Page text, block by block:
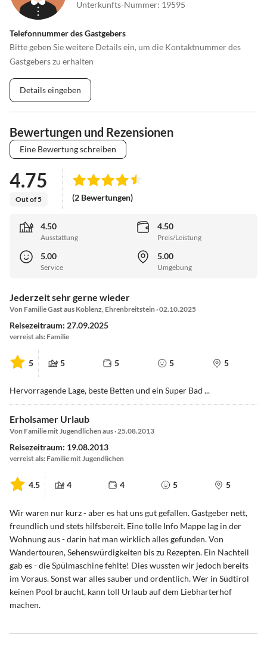
Unterkunfts-Nummer: 19595
Telefonnummer des Gastgebers
Bitte geben Sie weitere Details ein, um die Kontaktnummer des
Gastgebers zu erhalten
Details eingeben
Bewertungen und Rezensionen
Eine Bewertung schreiben
4.75
Out of 5 (2 Bewertungen)
4.50
Ausstattung
4.50
Preis/Leistung
5.00
Service
5.00
Umgebung
Jederzeit sehr gerne wieder
Von Familie Gast aus Koblenz, Ehrenbreitstein · 02.10.2025
Reisezeitraum: 27.09.2025
verreist als: Familie
5 5 5 5 5
Hervorragende Lage, beste Betten und ein Super Bad ...
Erholsamer Urlaub
Von Familie mit Jugendlichen aus · 25.08.2013
Reisezeitraum: 19.08.2013
verreist als: Familie mit Jugendlichen
4.5 4 4 5 5
Wir waren nur kurz - aber es hat uns gut gefallen. Gastgeber nett,
freundlich und stets hilfsbereit. Eine tolle Info Mappe lag in der
Wohnung aus - darin hat man wirklich alles gefunden. Von
Wandertouren, Sehenswürdigkeiten bis zu Rezepten. Ein Nachteil
gab es - die Spülmaschine fehlte! Dies wussten wir jedoch bereits
im Voraus. Sonst war alles sauber und ordentlich. Wer in Südtirol
keinen Pool braucht, kann toll Urlaub auf dem Liebharterhof
machen.